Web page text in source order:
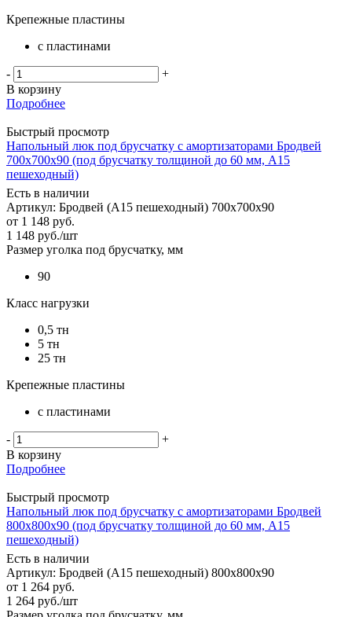
Крепежные пластины
с пластинами
-
+
В корзину
Подробнее
Быстрый просмотр
Напольный люк под брусчатку с амортизаторами Бродвей
700х700х90 (под брусчатку толщиной до 60 мм, А15
пешеходный)
Есть в наличии
Артикул: Бродвей (А15 пешеходный) 700х700х90
от 1 148 руб.
1 148 руб./шт
Размер уголка под брусчатку, мм
90
Класс нагрузки
0,5 тн
5 тн
25 тн
Крепежные пластины
с пластинами
-
+
В корзину
Подробнее
Быстрый просмотр
Напольный люк под брусчатку с амортизаторами Бродвей
800х800х90 (под брусчатку толщиной до 60 мм, А15
пешеходный)
Есть в наличии
Артикул: Бродвей (А15 пешеходный) 800х800х90
от 1 264 руб.
1 264 руб./шт